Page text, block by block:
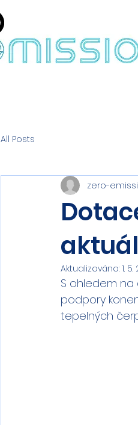
All Posts
zero-
Aktualizováno: 1.
S ohledem na
podpory
tepelných